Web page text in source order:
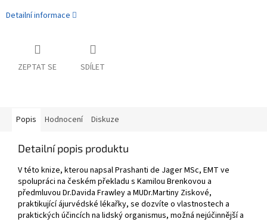
Detailní informace
ZEPTAT SE SDÍLET
Popis Hodnocení Diskuze
Detailní popis produktu
V této knize, kterou napsal Prashanti de Jager MSc, EMT ve
spolupráci na českém překladu s Kamilou Brenkovou a
předmluvou Dr.Davida Frawley a MUDr.Martiny Ziskové,
praktikující ájurvédské lékařky, se dozvíte o vlastnostech a
praktických účincích na lidský organismus, možná nejúčinnější a